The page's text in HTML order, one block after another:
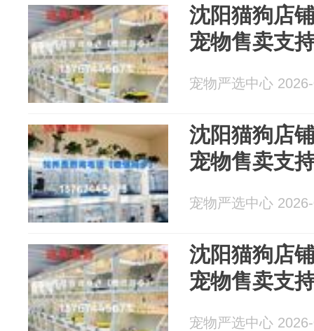
沈阳猫狗店
宠物售卖支
宠物严选中心
沈阳猫狗店
宠物售卖支
宠物严选中心
沈阳猫狗店
宠物售卖支
宠物严选中心